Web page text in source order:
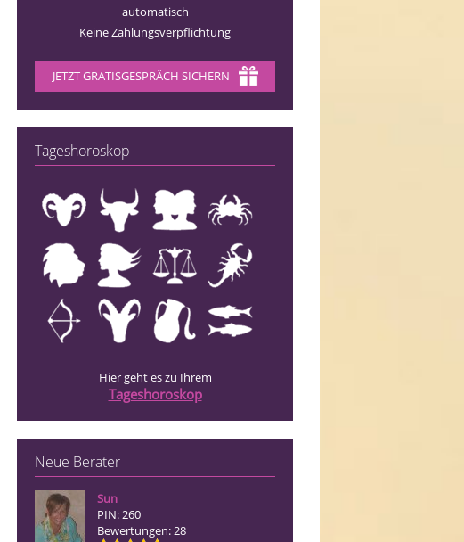
automatisch
Keine Zahlungsverpflichtung
JETZT GRATISGESPRÄCH SICHERN
Tageshoroskop
Hier geht es zu Ihrem
Tageshoroskop
Neue Berater
Sun
PIN: 260
Bewertungen: 28